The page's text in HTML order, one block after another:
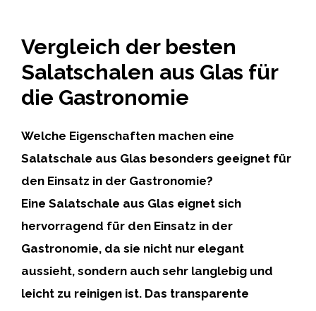
Vergleich der besten
Salatschalen aus Glas für
die Gastronomie
Welche Eigenschaften machen eine
Salatschale aus Glas besonders geeignet für
den Einsatz in der Gastronomie?
Eine Salatschale aus Glas eignet sich
hervorragend für den Einsatz in der
Gastronomie, da sie nicht nur elegant
aussieht, sondern auch sehr langlebig und
leicht zu reinigen ist. Das transparente